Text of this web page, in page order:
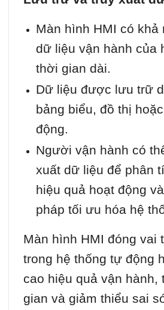
Màn hình HMI có
dữ liệu vận hành của
thời gian dài.
Dữ liệu được lưu trữ
bảng biểu, đồ thị
động.
Người vận hành có
xuất dữ liệu để phân
hiệu quả hoạt động
pháp tối ưu hóa hệ
Màn hình HMI đóng vai
trong hệ thống tự động
cao hiệu quả vận hành,
gian và giảm thiểu sai